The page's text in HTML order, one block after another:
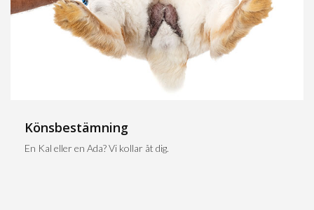
Könsbestämning
En Kal eller en Ada? Vi kollar åt dig.